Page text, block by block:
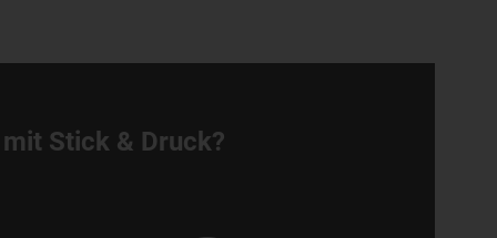
Stick & Druck?